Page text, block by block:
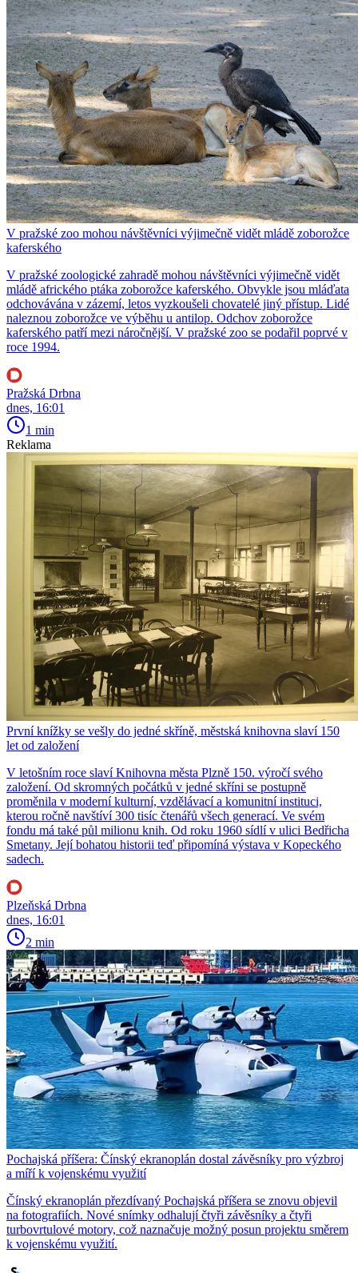
V pražské zoo mohou návštěvníci výjimečně vidět mládě zoborožce
kaferského
V pražské zoologické zahradě mohou návštěvníci výjimečně vidět
mládě afrického ptáka zoborožce kaferského. Obvykle jsou mláďata
odchovávána v zázemí, letos vyzkoušeli chovatelé jiný přístup. Lidé
naleznou zoborožce ve výběhu u antilop. Odchov zoborožce
kaferského patří mezi náročnější. V pražské zoo se podařil poprvé v
roce 1994.
Pražská Drbna
dnes, 16:01
1 min
Reklama
První knížky se vešly do jedné skříně, městská knihovna slaví 150
let od založení
V letošním roce slaví Knihovna města Plzně 150. výročí svého
založení. Od skromných počátků v jedné skříni se postupně
proměnila v moderní kulturní, vzdělávací a komunitní instituci,
kterou ročně navštíví 300 tisíc čtenářů všech generací. Ve svém
fondu má také půl milionu knih. Od roku 1960 sídlí v ulici Bedřicha
Smetany. Její bohatou historii teď připomíná výstava v Kopeckého
sadech.
Plzeňská Drbna
dnes, 16:01
2 min
Pochajská příšera: Čínský ekranoplán dostal závěsníky pro výzbroj
a míří k vojenskému využití
Čínský ekranoplán přezdívaný Pochajská příšera se znovu objevil
na fotografiích. Nové snímky odhalují čtyři závěsníky a čtyři
turbovrtulové motory, což naznačuje možný posun projektu směrem
k vojenskému využití.